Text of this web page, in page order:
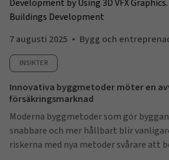
7 augusti 2025 Bygg och
INSIKTER
Innovativa byggmetoder möter en
försäkringsmarknad
Moderna byggmetoder som gör
snabbare och mer hållbart blir
riskerna med nya metoder svårare att